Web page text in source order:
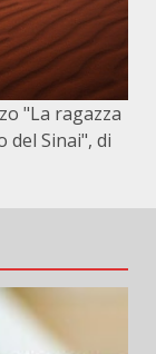
"La ragazza
del Sinai", di